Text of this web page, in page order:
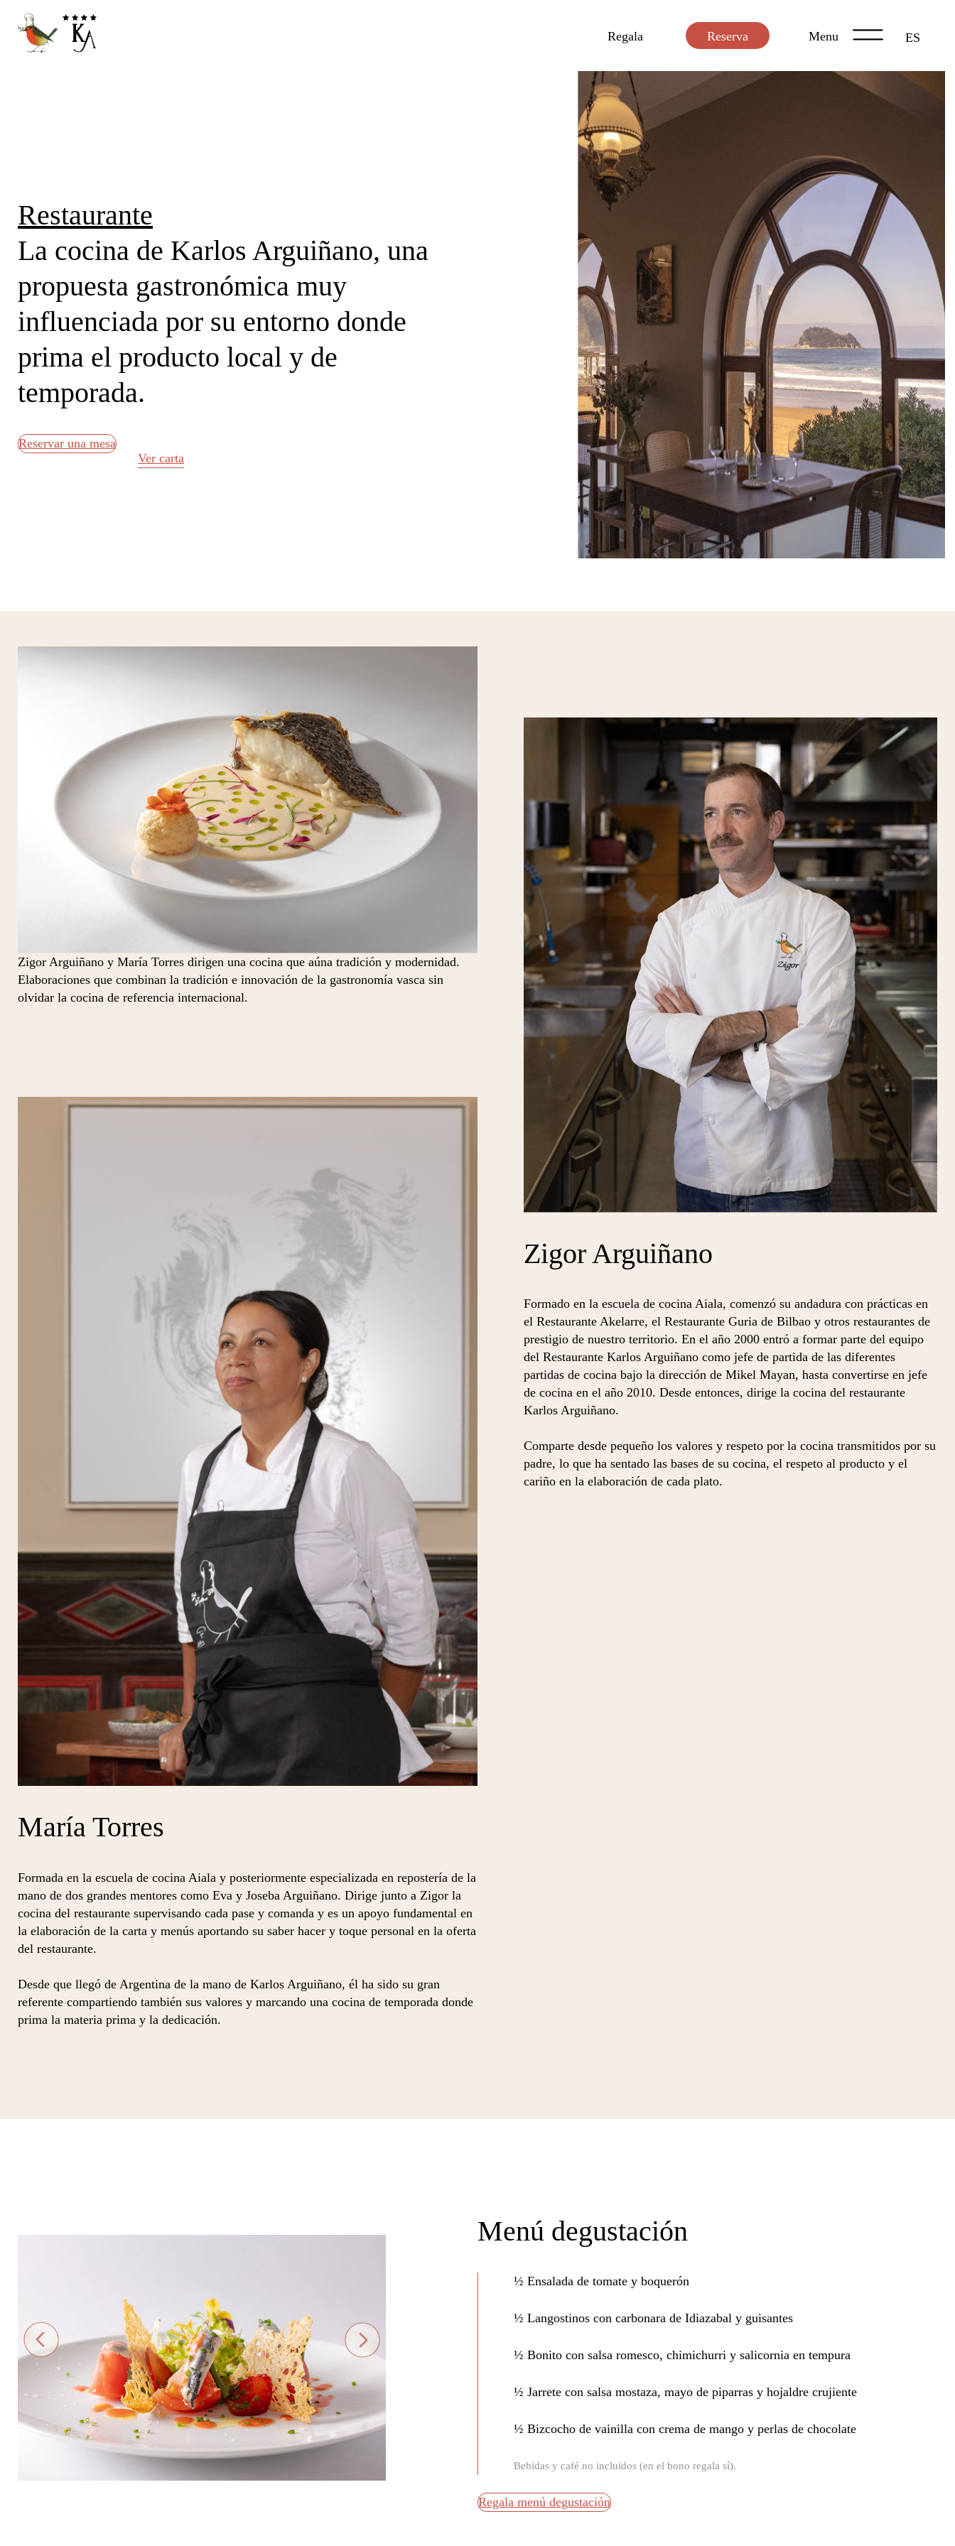
content
Regala Reserva Menu ES
Restaurante
La cocina de Karlos Arguiñano, una
propuesta gastronómica muy
influenciada por su entorno donde
prima el producto local y de
temporada.
Reservar una mesa
Ver carta
Zigor Arguiñano y María Torres dirigen una cocina que aúna tradición y modernidad.
Elaboraciones que combinan la tradición e innovación de la gastronomía vasca sin
olvidar la cocina de referencia internacional.
María Torres
Formada en la escuela de cocina Aiala y posteriormente especializada en repostería de la
mano de dos grandes mentores como Eva y Joseba Arguiñano. Dirige junto a Zigor la
cocina del restaurante supervisando cada pase y comanda y es un apoyo fundamental en
la elaboración de la carta y menús aportando su saber hacer y toque personal en la oferta
del restaurante.
Desde que llegó de Argentina de la mano de Karlos Arguiñano, él ha sido su gran
referente compartiendo también sus valores y marcando una cocina de temporada donde
prima la materia prima y la dedicación.
Zigor Arguiñano
Formado en la escuela de cocina Aiala, comenzó su andadura con prácticas en
el Restaurante Akelarre, el Restaurante Guria de Bilbao y otros restaurantes de
prestigio de nuestro territorio. En el año 2000 entró a formar parte del equipo
del Restaurante Karlos Arguiñano como jefe de partida de las diferentes
partidas de cocina bajo la dirección de Mikel Mayan, hasta convertirse en jefe
de cocina en el año 2010. Desde entonces, dirige la cocina del restaurante
Karlos Arguiñano.
Comparte desde pequeño los valores y respeto por la cocina transmitidos por su
padre, lo que ha sentado las bases de su cocina, el respeto al producto y el
cariño en la elaboración de cada plato.
Menú degustación
½ Ensalada de tomate y boquerón
½ Langostinos con carbonara de Idiazabal y guisantes
½ Bonito con salsa romesco, chimichurri y salicornia en tempura
½ Jarrete con salsa mostaza, mayo de piparras y hojaldre crujiente
½ Bizcocho de vainilla con crema de mango y perlas de chocolate
Bebidas y café no incluidos (en el bono regala sí).
Regala menú degustación